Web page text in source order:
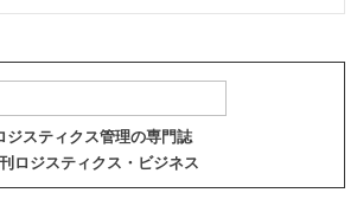
ジスティクス管理の専門誌
ロジスティクス・ビジネス